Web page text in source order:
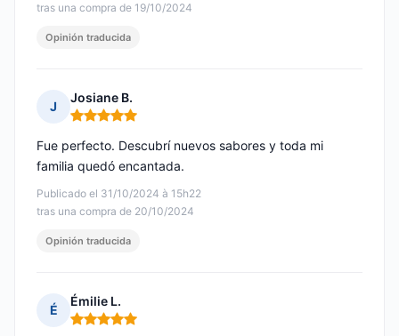
tras una compra de 19/10/2024
Opinión traducida
J
Josiane B.
Nota: 5 de 5
Publicado el 31/10/2024 à 15h22
tras una compra de 20/10/2024
Fue perfecto. Descubrí nuevos sabores y toda mi
familia quedó encantada.
Opinión traducida
É
Émilie L.
Nota: 5 de 5